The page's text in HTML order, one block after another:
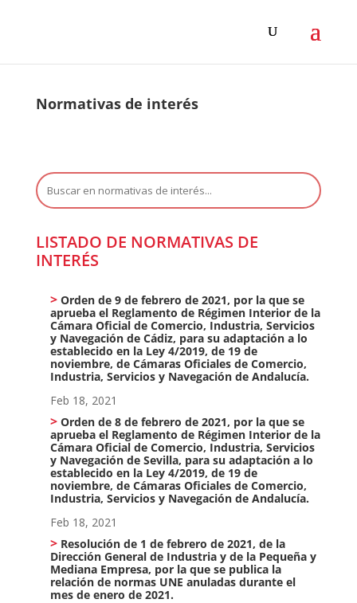
Normativas de interés
Buscar:
LISTADO DE NORMATIVAS DE
INTERÉS
Orden de 9 de febrero de 2021, por la que se
aprueba el Reglamento de Régimen Interior de la
Cámara Oficial de Comercio, Industria, Servicios
y Navegación de Cádiz, para su adaptación a lo
establecido en la Ley 4/2019, de 19 de
noviembre, de Cámaras Oficiales de Comercio,
Industria, Servicios y Navegación de Andalucía.
Feb 18, 2021
Orden de 8 de febrero de 2021, por la que se
aprueba el Reglamento de Régimen Interior de la
Cámara Oficial de Comercio, Industria, Servicios
y Navegación de Sevilla, para su adaptación a lo
establecido en la Ley 4/2019, de 19 de
noviembre, de Cámaras Oficiales de Comercio,
Industria, Servicios y Navegación de Andalucía.
Feb 18, 2021
Resolución de 1 de febrero de 2021, de la
Dirección General de Industria y de la Pequeña y
Mediana Empresa, por la que se publica la
relación de normas UNE anuladas durante el
mes de enero de 2021.